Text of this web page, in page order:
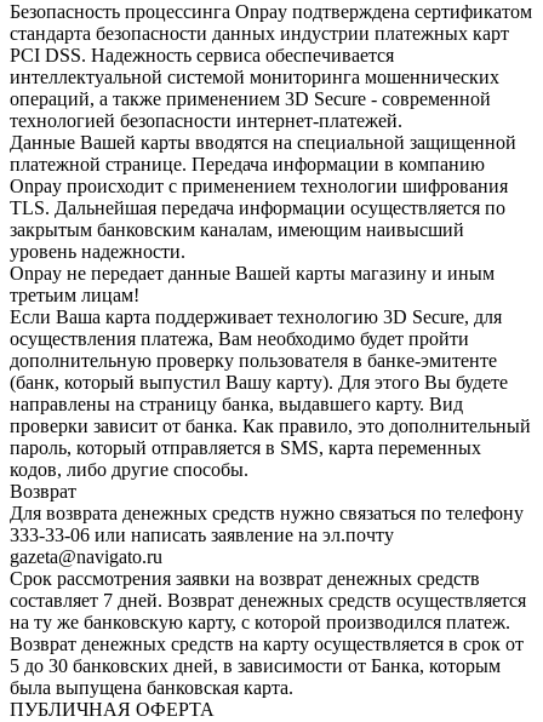
Безопасность процессинга Onpay подтверждена сертификатом
стандарта безопасности данных индустрии платежных карт
PCI DSS. Надежность сервиса обеспечивается
интеллектуальной системой мониторинга мошеннических
операций, а также применением 3D Secure - современной
технологией безопасности интернет-платежей.
Данные Вашей карты вводятся на специальной защищенной
платежной странице. Передача информации в компанию
Onpay происходит с применением технологии шифрования
TLS. Дальнейшая передача информации осуществляется по
закрытым банковским каналам, имеющим наивысший
уровень надежности.
Onpay не передает данные Вашей карты магазину и иным
третьим лицам!
Если Ваша карта поддерживает технологию 3D Secure, для
осуществления платежа, Вам необходимо будет пройти
дополнительную проверку пользователя в банке-эмитенте
(банк, который выпустил Вашу карту). Для этого Вы будете
направлены на страницу банка, выдавшего карту. Вид
проверки зависит от банка. Как правило, это дополнительный
пароль, который отправляется в SMS, карта переменных
кодов, либо другие способы.
Возврат
Для возврата денежных средств нужно связаться по телефону
333-33-06 или написать заявление на эл.почту
gazeta@navigato.ru
Срок рассмотрения заявки на возврат денежных средств
составляет 7 дней. Возврат денежных средств осуществляется
на ту же банковскую карту, с которой производился платеж.
Возврат денежных средств на карту осуществляется в срок от
5 до 30 банковских дней, в зависимости от Банка, которым
была выпущена банковская карта.
ПУБЛИЧНАЯ ОФЕРТА